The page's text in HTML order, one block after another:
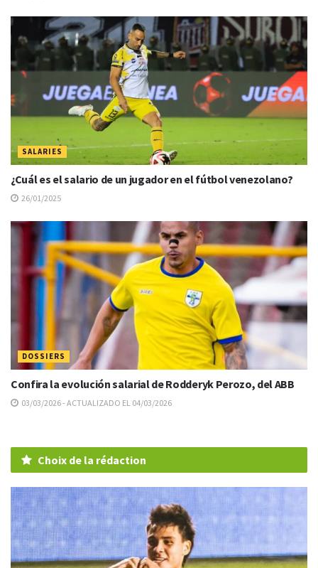
SALARIES
¿Cuál es el salario de un jugador en el fútbol venezolano?
26/01/2025
DOSSIERS
Confira la evolución salarial de Rodderyk Perozo, del ABB
03/03/2026 - ACTUALIZADO EL 04/03/2026
Choix de la rédaction